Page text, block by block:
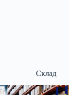
Склад